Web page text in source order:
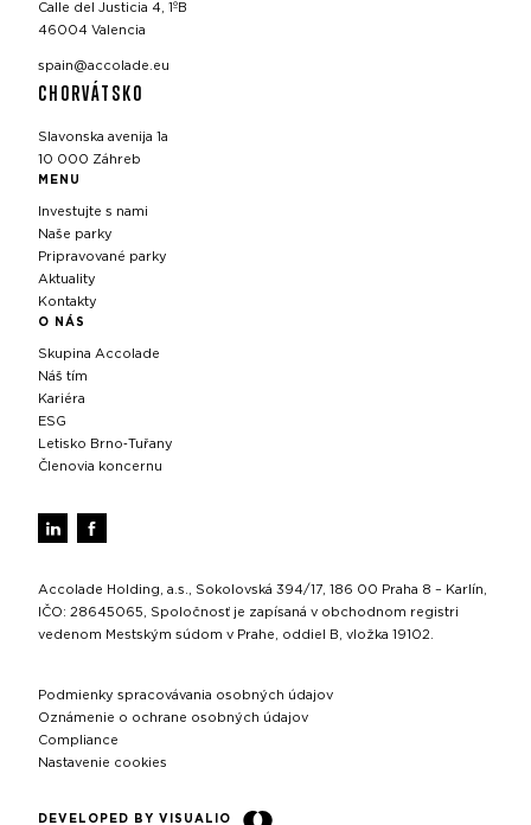
Calle del Justicia 4, 1ºB
46004 Valencia
spain@accolade.eu
CHORVÁTSKO
Slavonska avenija 1a
10 000 Záhreb
MENU
Investujte s nami
Naše parky
Pripravované parky
Aktuality
Kontakty
O NÁS
Skupina Accolade
Náš tím
Kariéra
ESG
Letisko Brno‑Tuřany
Členovia koncernu
Accolade Holding, a.s., Sokolovská 394/17, 186 00 Praha 8 – Karlín,
IČO: 28645065, Spoločnosť je zapísaná v obchodnom registri
vedenom Mestským súdom v Prahe, oddiel B, vložka 19102.
Podmienky spracovávania osobných údajov
Oznámenie o ochrane osobných údajov
Compliance
Nastavenie cookies
DEVELOPED BY VISUALIO